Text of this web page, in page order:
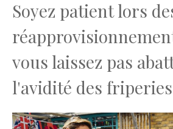
Soyez patient lors
vous laissez pas
l'avidité des